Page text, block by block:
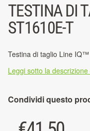
TESTINA DI
ST1610E-T
Testina di taglio Line
Leggi sotto la
Condividi questo